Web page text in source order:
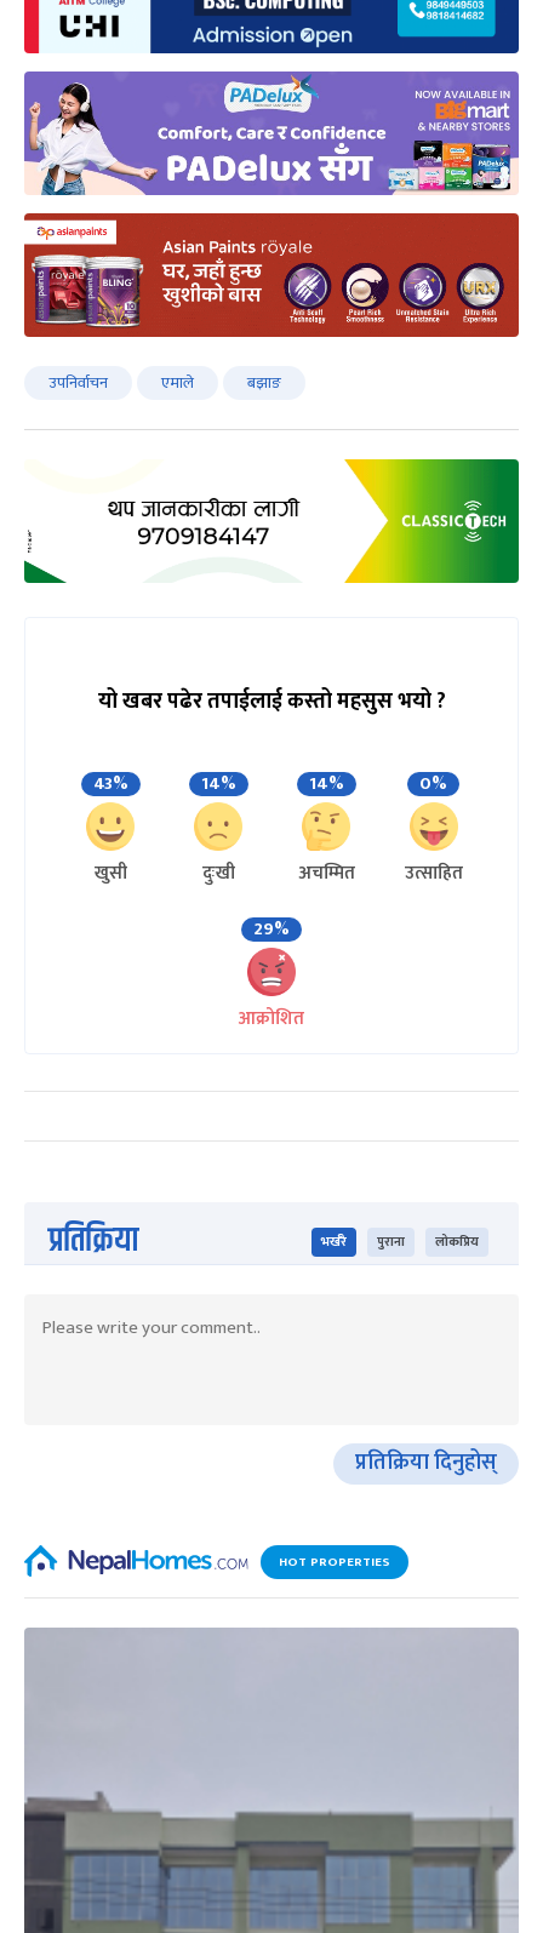
उपनिर्वाचन एमाले बझाङ
यो खबर पढेर तपाईलाई कस्तो महसुस भयो ?
43%
खुसी
14%
दुःखी
14%
अचम्मित
0%
उत्साहित
29%
आक्रोशित
प्रतिक्रिया भर्खरै पुराना लोकप्रिय
प्रतिक्रिया दिनुहोस्
HOT PROPERTIES